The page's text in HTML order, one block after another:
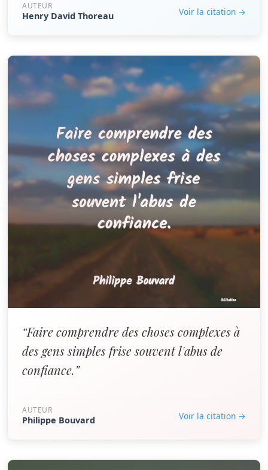
AUTEUR
Henry David Thoreau Voir la citation →
“Faire comprendre des choses complexes à
des gens simples frise souvent l'abus de
confiance.”
AUTEUR
Philippe Bouvard Voir la citation →